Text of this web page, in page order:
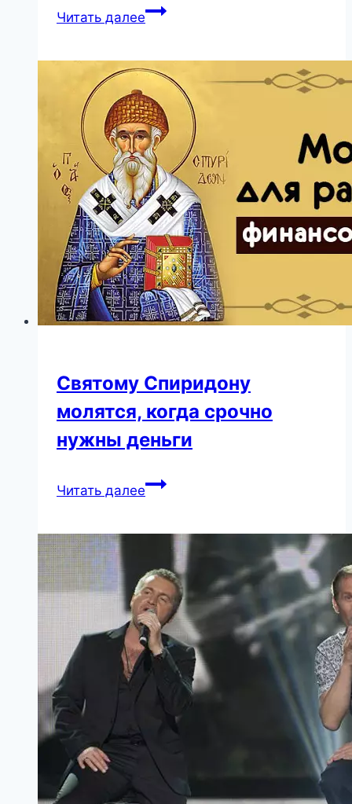
Читать далееКристина
фанатов
в
России
Святому Спиридону
молятся, когда срочно
нужны деньги
Читать далееСвятому
когда
срочно
нужны
деньги